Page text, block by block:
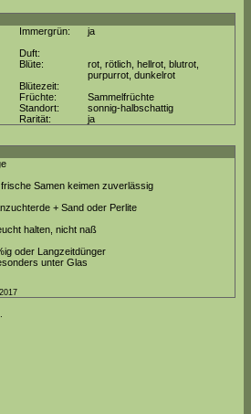
Immergrün:
ja
Duft:
Blüte:
rot, rötlich, hellrot, blutrot,
purpurrot, dunkelrot
Blütezeit:
Früchte:
Sammelfrüchte
Standort:
sonnig-halbschattig
Rarität: ja
Samen keimen zuverlässig
+ Sand oder Perlite
halten, nicht naß
oder Langzeitdünger
unter Glas